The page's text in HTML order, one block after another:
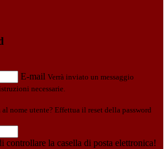
E-mail Verrà inviato un messaggio
necessarie.
nome utente? Effettua il reset della password
controllare la casella di posta elettronica!